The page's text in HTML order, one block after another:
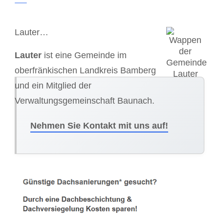
Lauter…
Lauter ist eine Gemeinde im
oberfränkischen Landkreis Bamberg
und ein Mitglied der
Verwaltungsgemeinschaft Baunach.
Nehmen Sie Kontakt mit uns auf!